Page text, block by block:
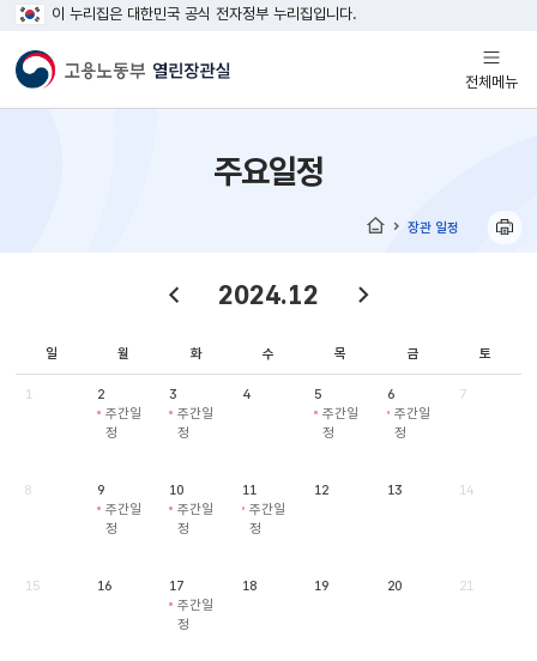
이 누리집은 대한민국 공식 전자정부 누리집입니다.
전체메뉴
열기
주요일정
장관 일정
2024.12
일 월 화 수 목 금 토
1
2
주간일
정
3
주간일
정
4
5
주간일
정
6
주간일
정
7
8
9
주간일
정
10
주간일
정
11
주간일
정
12 13 14
15 16
17
주간일
정
18 19 20 21